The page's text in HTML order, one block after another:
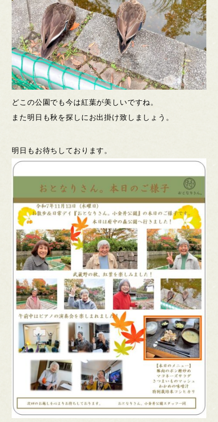
どこの公園でも今は紅葉が美しいですね。
また明日も秋を探しにお出掛け致しましょう。
明日もお待ちしております。